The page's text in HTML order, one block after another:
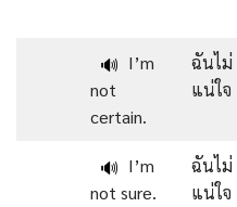
🔊 I’m
not
certain.
ฉันไม่
แน่ใจ
🔊 I’m
not sure.
ฉันไม่
แน่ใจ